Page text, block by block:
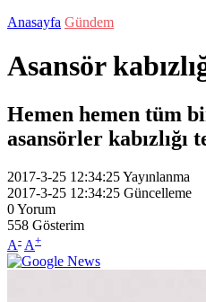
Anasayfa Gündem
Asansör
Hemen hemen tüm
asansörler kabızlığı
2017-3-25 12:34:25Yayınlanma
2017-3-25 12:34:25 Güncelleme
0Yorum
558 Gösterim
A- A+